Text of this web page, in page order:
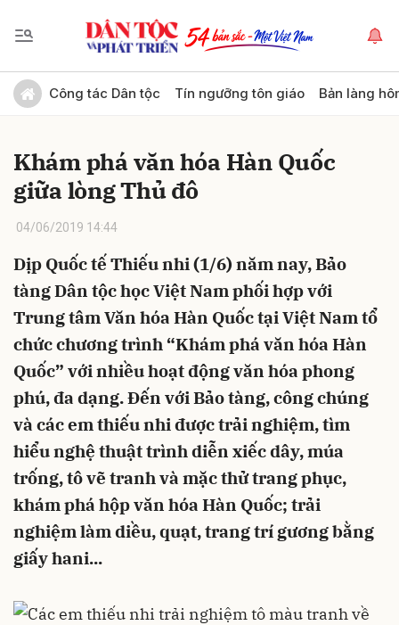
Công tác Dân tộc Tín ngưỡng tôn giáo Bản làng
Khám phá văn hóa Hàn Quốc
giữa lòng Thủ đô
04/06/2019 14:44
Dịp Quốc tế Thiếu nhi (1/6) năm nay, Bảo
tàng Dân tộc học Việt Nam phối hợp với
Trung tâm Văn hóa Hàn Quốc tại Việt Nam tổ
chức chương trình “Khám phá văn hóa Hàn
Quốc” với nhiều hoạt động văn hóa phong
phú, đa dạng. Đến với Bảo tàng, công chúng
và các em thiếu nhi được trải nghiệm, tìm
hiểu nghệ thuật trình diễn xiếc dây, múa
trống, tô vẽ tranh và mặc thử trang phục,
khám phá hộp văn hóa Hàn Quốc; trải
nghiệm làm diều, quạt, trang trí gương bằng
giấy hani...
Gửi bình luận
Hủy Gửi